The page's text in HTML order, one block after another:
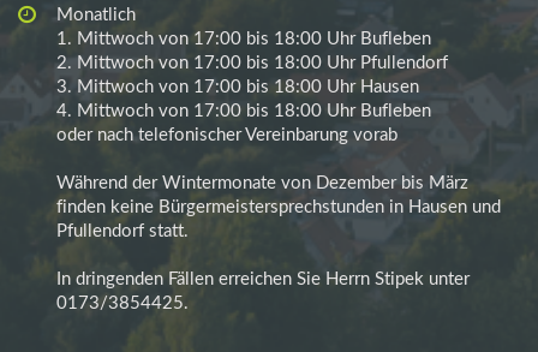
Monatlich
1. Mittwoch von 17:00 bis 18:00 Uhr Bufleben
2. Mittwoch von 17:00 bis 18:00 Uhr Pfullendorf
3. Mittwoch von 17:00 bis 18:00 Uhr Hausen
4. Mittwoch von 17:00 bis 18:00 Uhr Bufleben
oder nach telefonischer Vereinbarung vorab
Während der Wintermonate von Dezember bis März
finden keine Bürgermeistersprechstunden in Hausen und
Pfullendorf statt.
In dringenden Fällen erreichen Sie Herrn Stipek unter
0173/3854425.